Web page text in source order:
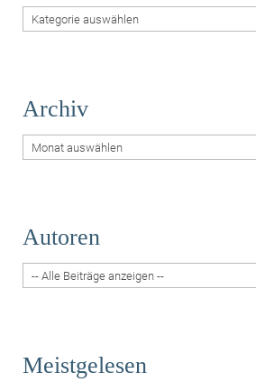
Themen
Archiv
Archiv
Autoren
Meistgelesen